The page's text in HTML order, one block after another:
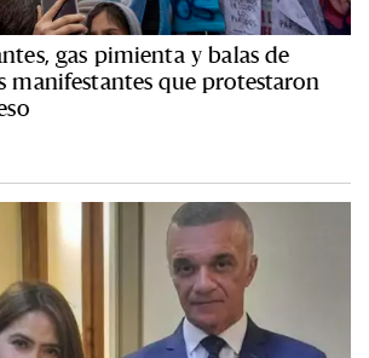
gas pimienta y balas de
manifestantes que protestaron